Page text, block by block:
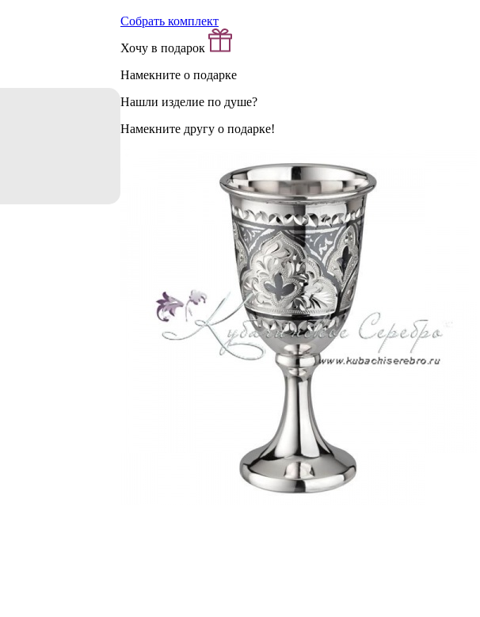
Собрать комплект
Хочу в подарок
Намекните о подарке
Нашли изделие по душе?
Намекните другу о подарке!